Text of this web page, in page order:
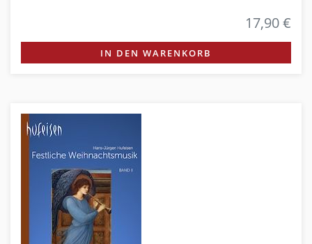
17,90 €
IN DEN WARENKORB